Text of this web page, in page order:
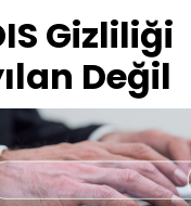
Gizliliği
Değil